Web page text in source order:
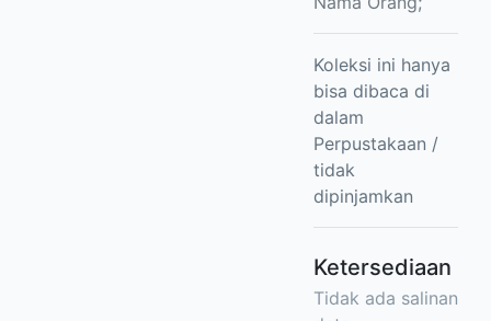
Koleksi ini hanya
bisa dibaca di
dalam
Perpustakaan /
tidak
dipinjamkan
Ketersediaan
Tidak ada salinan